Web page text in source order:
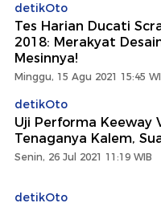
Promoted
Terakhir yang dicari
detikOto
Tes Harian Ducati
2018: Merakyat
Mesinnya!
Minggu, 15 Agu 2021 15:45
detikOto
Uji Performa Keeway
Tenaganya Kalem,
Senin, 26 Jul 2021 11:19 WIB
detikOto